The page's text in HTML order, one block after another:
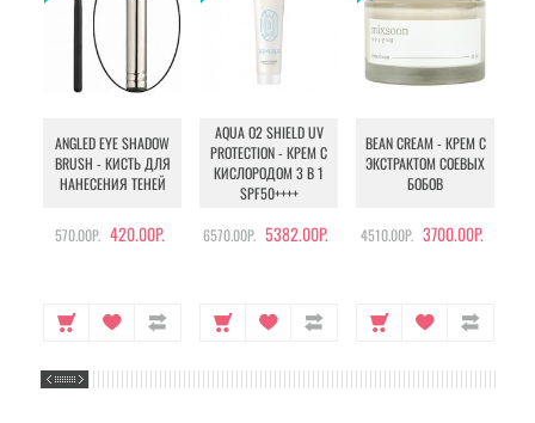
ANGLED EYE SHADOW
BRUSH - КИСТЬ ДЛЯ
НАНЕСЕНИЯ ТЕНЕЙ
570.00Р. 420.00Р.
AQUA O2 SHIELD UV
PROTECTION - КРЕМ С
КИСЛОРОДОМ 3 В 1
SPF50++++
6570.00Р. 5382.00Р.
BEAN CREAM - КРЕМ С
ЭКСТРАКТОМ СОЕВЫХ
БОБОВ
4510.00Р. 3700.00Р.